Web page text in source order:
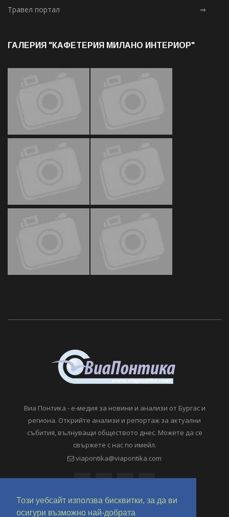
Този уебсайт използва бисквитки, за да ви
осигури възможно най-добрата
Травел портал ⇒
ГАЛЕРИЯ "КАФЕТЕРИЯ МИЛАНО ИНТЕРИОР"
Виа Понтика - е-медия за новини и анализи от Бургас и
региона. Открийте анализи и репортаж за актуални
събития, вълнуващи обществото днес. Можете да се
свържете с нас по имейл.
viapontika@viapontika.com